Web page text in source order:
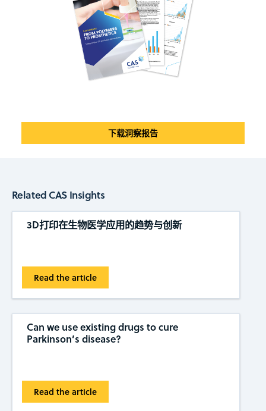
下载洞察报告
Related CAS Insights
3D打印在生物医学应用的趋势与创新
Read the article
Can we use existing drugs to cure
Parkinson’s disease?
Read the article